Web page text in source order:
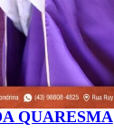
QUARESMA